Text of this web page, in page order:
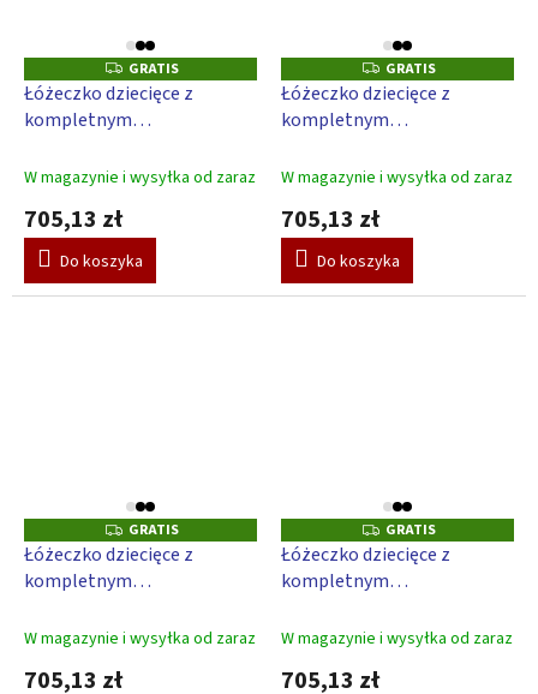
G
R
A
T
GRATIS
Łóżeczko dziecięce z
kompletnym
Japy 120 x 60 cm - beżowy
W magazynie i wysyłka od zaraz
705,13 zł
Do koszyka
G
R
A
T
GRATIS
Łóżeczko dziecięce z
kompletnym
120 x 60 cm - niebieski
W magazynie i wysyłka od zaraz
705,13 zł
Do koszyka
G
R
A
T
GRATIS
Łóżeczko dziecięce z
kompletnym
120 x 60 cm - beżowy
W magazynie i wysyłka od zaraz
705,13 zł
G
R
A
T
GRATIS
Łóżeczko dziecięce z
kompletnym
Kulisek 120 x 60 cm - szary
W magazynie i wysyłka od zaraz
705,13 zł